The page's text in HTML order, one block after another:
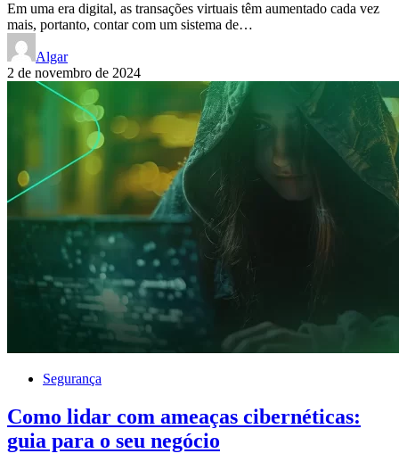
Em uma era digital, as transações virtuais têm aumentado cada vez
mais, portanto, contar com um sistema de…
Algar
2 de novembro de 2024
Segurança
Como lidar com ameaças cibernéticas:
guia para o seu negócio